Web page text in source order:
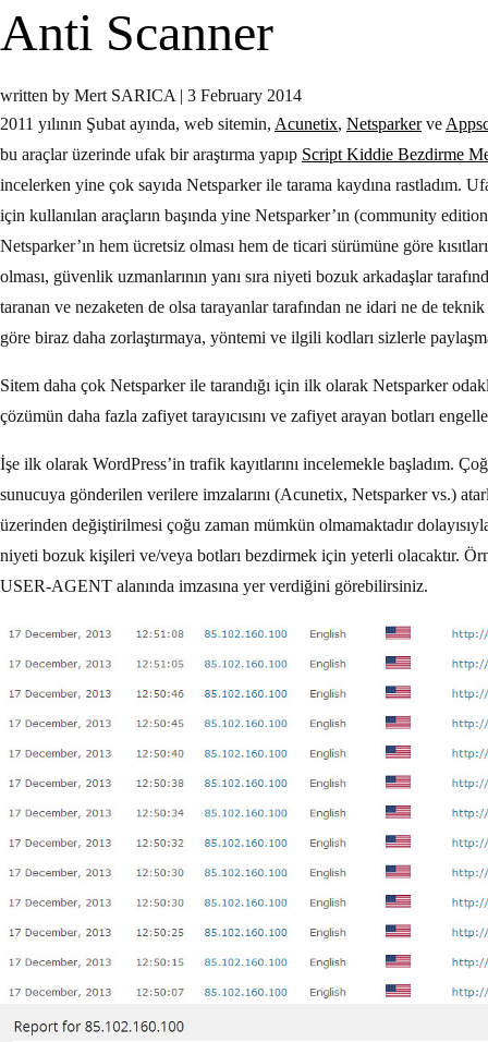
Anti Scanner
written by Mert SARICA | 3 February 2014
2011 yılının Şubat ayında, web sitemin, Acunetix, Netsparkerve
bu araçlar üzerinde ufak bir araştırma yapıp Script Kiddie Bezdirme
incelerken yine çok sayıda Netsparker ile tarama kaydına rastladım.
için kullanılan araçların başında yine Netsparker’ın (community
Netsparker’ın hem ücretsiz olması hem de ticari sürümüne göre
olması, güvenlik uzmanlarının yanı sıra niyeti bozuk arkadaşlar
taranan ve nezaketen de olsa tarayanlar tarafından ne idari ne de
göre biraz daha zorlaştırmaya, yöntemi ve ilgili kodları sizlerle
Sitem daha çok Netsparker ile tarandığı için ilk olarak Netsparker
çözümün daha fazla zafiyet tarayıcısını ve zafiyet arayan botları
İşe ilk olarak WordPress’in trafik kayıtlarını incelemekle başladım.
sunucuya gönderilen verilere imzalarını (Acunetix, Netsparker vs.)
üzerinden değiştirilmesi çoğu zaman mümkün olmamaktadır
niyeti bozuk kişileri ve/veya botları bezdirmek için yeterli olacaktır.
USER-AGENT alanında imzasına yer verdiğini görebilirsiniz.